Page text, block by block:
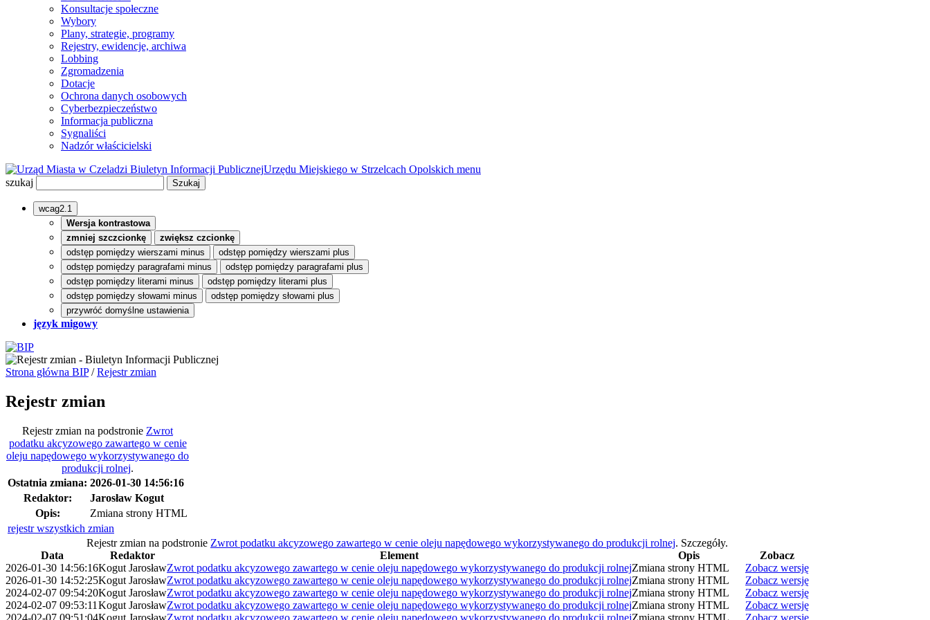
Konsultacje społeczne
Wybory
Plany, strategie, programy
Rejestry, ewidencje, archiwa
Lobbing
Zgromadzenia
Dotacje
Ochrona danych osobowych
Cyberbezpieczeństwo
Informacja publiczna
Sygnaliści
Nadzór właścicielski
Biuletyn Informacji PublicznejUrzędu Miejskiego w Strzelcach Opolskich menu
szukaj
wcag2.1
Wersja kontrastowa
zmniej szczcionkę
zwiększ czcionkę
odstęp pomiędzy wierszami minus
odstęp pomiędzy wierszami plus
odstęp pomiędzy paragrafami minus
odstęp pomiędzy paragrafami plus
odstęp pomiędzy literami minus
odstęp pomiędzy literami plus
odstęp pomiędzy słowami minus
odstęp pomiędzy słowami plus
przywróć domyślne ustawienia
język migowy
Strona główna BIP/Rejestr zmian
Rejestr zmian
Rejestr zmian na podstronie Zwrot
podatku akcyzowego zawartego w cenie
oleju napędowego wykorzystywanego do
produkcji rolnej.
Ostatnia zmiana: 2026-01-30 14:56:16
Redaktor:
Jarosław Kogut
Opis:
Zmiana strony HTML
rejestr wszystkich zmian
Rejestr zmian na podstronie Zwrot podatku akcyzowego zawartego w cenie oleju napędowego wykorzystywanego do produkcji rolnej. Szczegóły.
Data
Redaktor Element Opis
Zobacz
2026-01-30 14:56:16Kogut JarosławZwrot podatku akcyzowego zawartego w cenie oleju napędowego wykorzystywanego do produkcji rolnejZmiana strony HTML
Zobacz wersję
2026-01-30 14:52:25Kogut JarosławZwrot podatku akcyzowego zawartego w cenie oleju napędowego wykorzystywanego do produkcji rolnejZmiana strony HTML
Zobacz wersję
2024-02-07 09:54:20Kogut JarosławZwrot podatku akcyzowego zawartego w cenie oleju napędowego wykorzystywanego do produkcji rolnejZmiana strony HTML
Zobacz wersję
2024-02-07 09:53:11 Kogut JarosławZwrot podatku akcyzowego zawartego w cenie oleju napędowego wykorzystywanego do produkcji rolnejZmiana strony HTML
Zobacz wersję
2024-02-07 09:51:04Kogut JarosławZwrot podatku akcyzowego zawartego w cenie oleju napędowego wykorzystywanego do produkcji rolnejZmiana strony HTML
Zobacz wersję